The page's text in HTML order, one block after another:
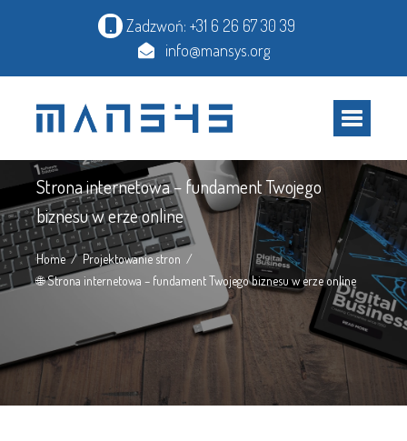
Zadzwoń: +31 6 26 67 30 39
info@mansys.org
Artykuł
Strona internetowa – fundament Twojego
biznesu w erze online
Home
Projektowanie stron
🌐 Strona internetowa – fundament Twojego biznesu w erze online